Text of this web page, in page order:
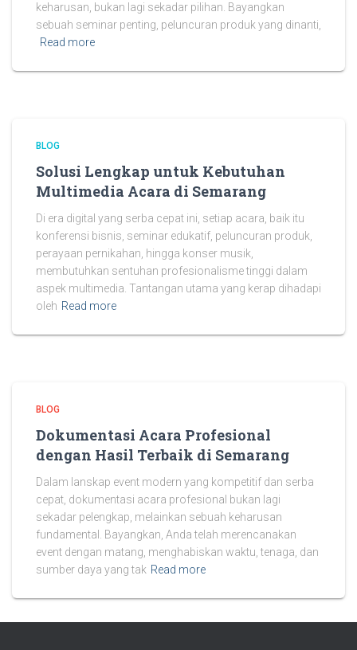
keharusan, bukan lagi sekadar pilihan. Bayangkan
sebuah seminar penting, peluncuran produk yang dinanti,
Read more
BLOG
Solusi Lengkap untuk Kebutuhan
Multimedia Acara di Semarang
Di era digital yang serba cepat ini, setiap acara, baik itu
konferensi bisnis, seminar edukatif, peluncuran produk,
perayaan pernikahan, hingga konser musik,
membutuhkan sentuhan profesionalisme tinggi dalam
aspek multimedia. Tantangan utama yang kerap dihadapi
oleh Read more
BLOG
Dokumentasi Acara Profesional
dengan Hasil Terbaik di Semarang
Dalam lanskap event modern yang kompetitif dan serba
cepat, dokumentasi acara profesional bukan lagi
sekadar pelengkap, melainkan sebuah keharusan
fundamental. Bayangkan, Anda telah merencanakan
event dengan matang, menghabiskan waktu, tenaga, dan
sumber daya yang tak Read more